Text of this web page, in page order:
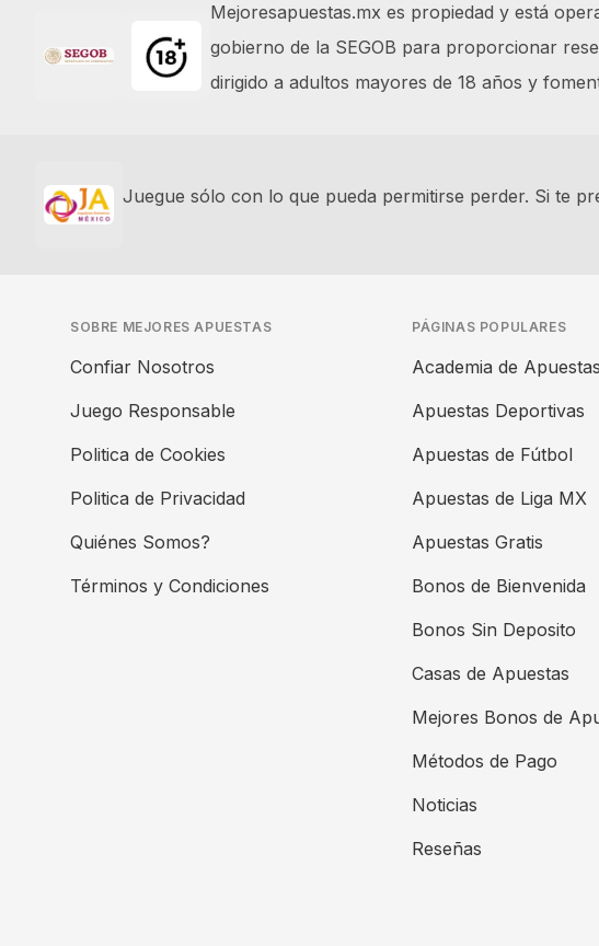
Mejoresapuestas.mx es propiedad y está
gobierno de la SEGOB para proporcionar
dirigido a adultos mayores de 18 años y
Juegue sólo con lo que pueda permitirse perder. Si te
SOBRE MEJORES APUESTAS
Confiar Nosotros
Juego Responsable
Politica de Cookies
Politica de Privacidad
Quiénes Somos?
Términos y Condiciones
PÁGINAS POPULARES
Academia de Apuestas
Apuestas Deportivas
Apuestas de Fútbol
Apuestas de Liga MX
Apuestas Gratis
Bonos de Bienvenida
Bonos Sin Deposito
Casas de Apuestas
Mejores Bonos de
Métodos de Pago
Noticias
Reseñas